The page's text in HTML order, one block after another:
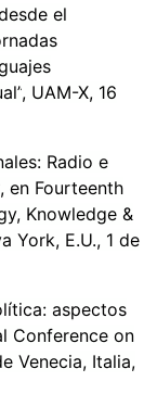
el
”, UAM-X, 16
Radio e
, en Fourteenth
Knowledge &
York, E.U., 1 de
tica: aspectos
Conference on
Venecia, Italia,